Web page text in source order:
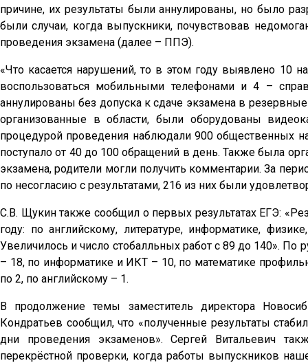
причине, их результаты были аннулированы, но было
были случаи, когда выпускники, почувствовав
проведения экзамена (далее – ППЭ).
«Что касается нарушений, то в этом году выявлено 10
воспользоваться мобильными телефонами и 4 –
аннулированы без допуска к сдаче экзамена в
организованные в области, были оборудованы
процедурой проведения наблюдали 900 общественных
поступало от 40 до 100 обращений в день. Также была
экзамена, родители могли получить комментарии. За
по несогласию с результатами, 216 из них были
С.В. Щукин также сообщил о первых результатах ЕГЭ:
году: по английскому, литературе, информатике,
Увеличилось и число стобалльных работ с 89 до 140».
– 18, по информатике и ИКТ – 10, по математике
по 2, по английскому – 1.
В продолжение темы заместитель директора
Кондратьев сообщил, что «полученные результаты
дни проведения экзаменов». Сергей Витальевич
перекрёстной проверки, когда работы выпускников